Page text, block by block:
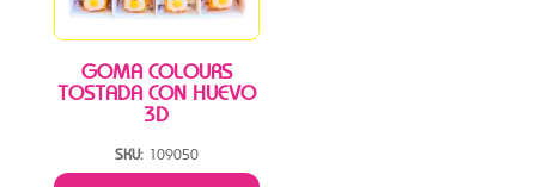
GOMA COLOURS
TOSTADA CON HUEVO
3D
SKU: 109050